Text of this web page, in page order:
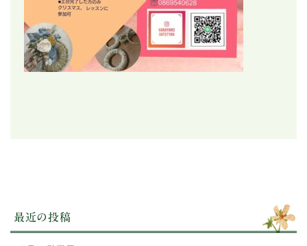
最近の投稿